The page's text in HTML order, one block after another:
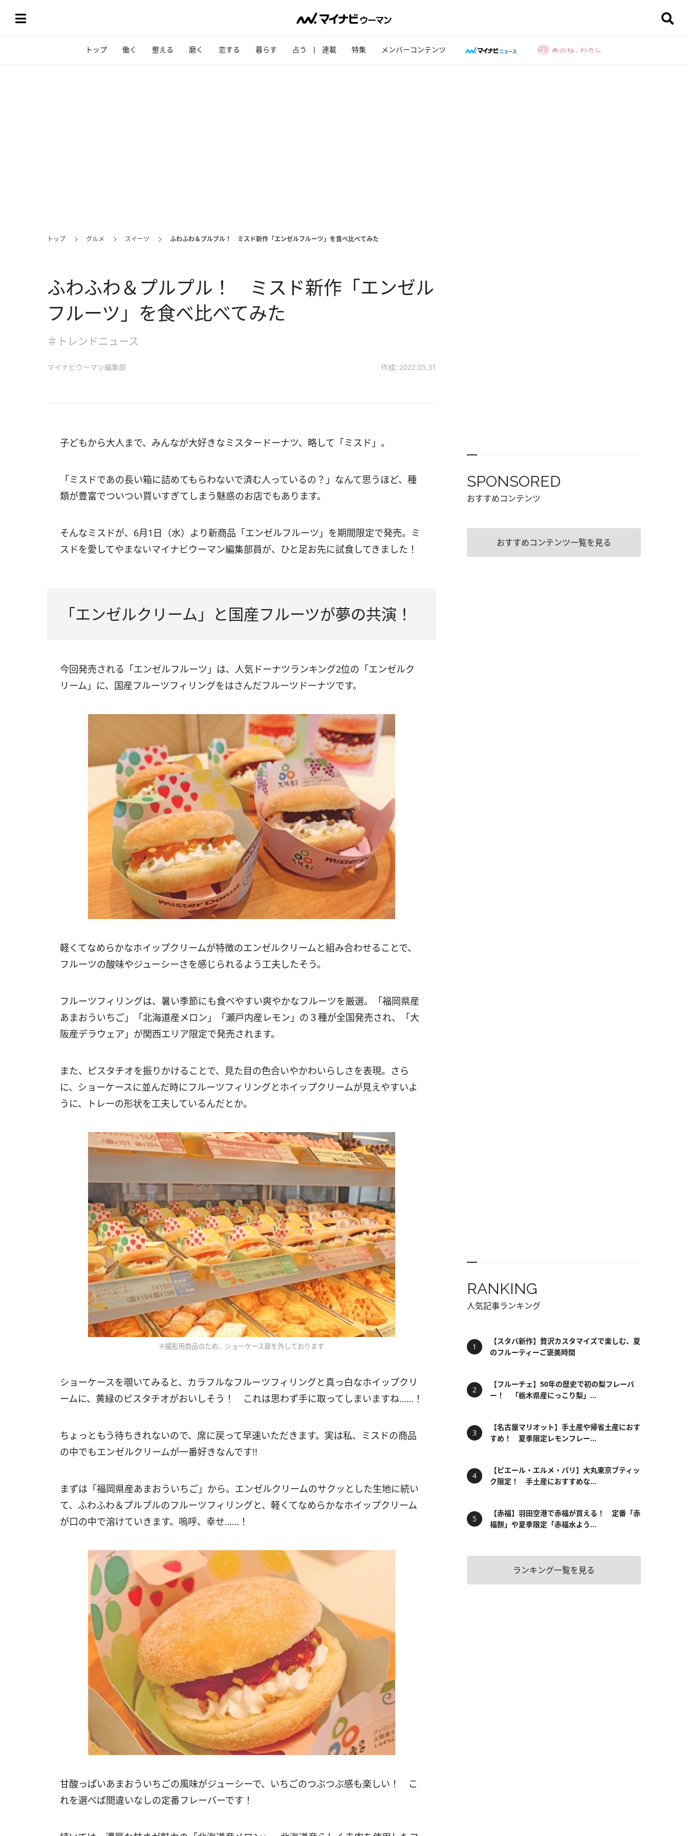
トップ 働く 整える 磨く 恋する 暮らす 占う 連載 特集 メンバーコンテンツ
トップ グルメ スイーツ ふわふわ＆プルプル！ ミスド新作「エンゼルフルーツ」を食べ比べてみた
ふわふわ＆プルプル！ ミスド新作「エンゼル
フルーツ」を食べ比べてみた
＃トレンドニュース
マイナビウーマン編集部 作成: 2022.05.31
子どもから大人まで、みんなが大好きなミスタードーナツ、略して「ミスド」。
「ミスドであの長い箱に詰めてもらわないで済む人っているの？」なんて思うほど、種
類が豊富でついつい買いすぎてしまう魅惑のお店でもあります。
そんなミスドが、6月1日（水）より新商品「エンゼルフルーツ」を期間限定で発売。ミ
スドを愛してやまないマイナビウーマン編集部員が、ひと足お先に試食してきました！
「エンゼルクリーム」と国産フルーツが夢の共演！
今回発売される「エンゼルフルーツ」は、人気ドーナツランキング2位の「エンゼルク
リーム」に、国産フルーツフィリングをはさんだフルーツドーナツです。
軽くてなめらかなホイップクリームが特徴のエンゼルクリームと組み合わせることで、
フルーツの酸味やジューシーさを感じられるよう工夫したそう。
フルーツフィリングは、暑い季節にも食べやすい爽やかなフルーツを厳選。「福岡県産
あまおういちご」「北海道産メロン」「瀬戸内産レモン」の３種が全国発売され、「大
阪産デラウェア」が関西エリア限定で発売されます。
また、ピスタチオを振りかけることで、見た目の色合いやかわいらしさを表現。さら
に、ショーケースに並んだ時にフルーツフィリングとホイップクリームが見えやすいよ
うに、トレーの形状を工夫しているんだとか。
※撮影用商品のため、ショーケース扉を外しております
ショーケースを覗いてみると、カラフルなフルーツフィリングと真っ白なホイップクリ
ームに、黄緑のピスタチオがおいしそう！ これは思わず手に取ってしまいますね……！
ちょっともう待ちきれないので、席に戻って早速いただきます。実は私、ミスドの商品
の中でもエンゼルクリームが一番好きなんです!!
まずは「福岡県産あまおういちご」から。エンゼルクリームのサクッとした生地に続い
て、ふわふわ＆プルプルのフルーツフィリングと、軽くてなめらかなホイップクリーム
が口の中で溶けていきます。嗚呼、幸せ……！
甘酸っぱいあまおういちごの風味がジューシーで、いちごのつぶつぶ感も楽しい！ こ
れを選べば間違いなしの定番フレーバーです！
SPONSORED
おすすめコンテンツ
おすすめコンテンツ一覧を見る
RANKING
人気記事ランキング
【スタバ新作】贅沢カスタマイズで楽しむ、夏
のフルーティーご褒美時間
【フルーチェ】50年の歴史で初の梨フレーバ
ー！ 「栃木県産にっこり梨」...
【名古屋マリオット】手土産や帰省土産におす
すめ！ 夏季限定レモンフレー...
【ピエール・エルメ・パリ】大丸東京ブティッ
ク限定！ 手土産におすすめな...
【赤福】羽田空港で赤福が買える！ 定番「赤
福餅」や夏季限定「赤福水よう...
ランキング一覧を見る